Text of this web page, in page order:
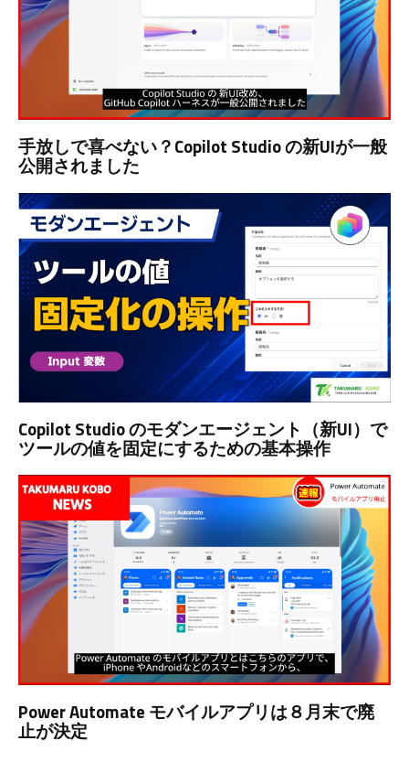
手放しで喜べない？Copilot Studio の新UIが一般
公開されました
Copilot Studio のモダンエージェント（新UI）で
ツールの値を固定にするための基本操作
Power Automate モバイルアプリは８月末で廃
止が決定